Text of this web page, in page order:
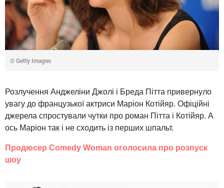
© Getty Images
Розлучення Анджеліни Джолі і Бреда Пітта привернуло
увагу до французької актриси Маріон Котійяр. Офіційні
джерела спростували чутки про роман Пітта і Котійяр. А
ось Маріон так і не сходить із перших шпальт.
Продюсер Comedy Woman оголосила про розпуск
шоу